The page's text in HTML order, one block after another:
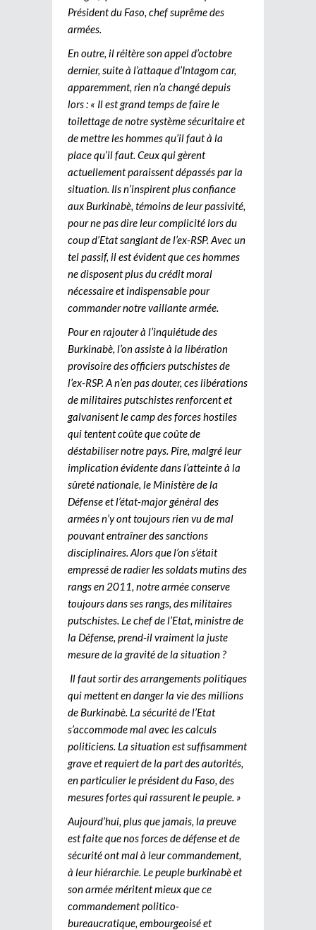
Président du Faso, chef suprême des
armées.
En outre, il réitère son appel d’octobre
dernier, suite à l’attaque d’Intagom car,
apparemment, rien n’a changé depuis
lors : « Il est grand temps de faire le
toilettage de notre système sécuritaire et
de mettre les hommes qu’il faut à la
place qu’il faut. Ceux qui gèrent
actuellement paraissent dépassés par la
situation. Ils n’inspirent plus confiance
aux Burkinabè, témoins de leur passivité,
pour ne pas dire leur complicité lors du
coup d’Etat sanglant de l’ex-RSP. Avec un
tel passif, il est évident que ces hommes
ne disposent plus du crédit moral
nécessaire et indispensable pour
commander notre vaillante armée.
Pour en rajouter à l’inquiétude des
Burkinabè, l’on assiste à la libération
provisoire des officiers putschistes de
l’ex-RSP. A n’en pas douter, ces libérations
de militaires putschistes renforcent et
galvanisent le camp des forces hostiles
qui tentent coûte que coûte de
déstabiliser notre pays. Pire, malgré leur
implication évidente dans l’atteinte à la
sûreté nationale, le Ministère de la
Défense et l’état-major général des
armées n’y ont toujours rien vu de mal
pouvant entraîner des sanctions
disciplinaires. Alors que l’on s’était
empressé de radier les soldats mutins des
rangs en 2011, notre armée conserve
toujours dans ses rangs, des militaires
putschistes. Le chef de l’Etat, ministre de
la Défense, prend-il vraiment la juste
mesure de la gravité de la situation ?
Il faut sortir des arrangements politiques
qui mettent en danger la vie des millions
de Burkinabè. La sécurité de l’Etat
s’accommode mal avec les calculs
politiciens. La situation est suffisamment
grave et requiert de la part des autorités,
en particulier le président du Faso, des
mesures fortes qui rassurent le peuple. »
Aujourd’hui, plus que jamais, la preuve
est faite que nos forces de défense et de
sécurité ont mal à leur commandement,
à leur hiérarchie. Le peuple burkinabè et
son armée méritent mieux que ce
commandement politico-
bureaucratique, embourgeoisé et